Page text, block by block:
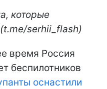
которые
serhii_flash)
время Россия
беспилотников
оснастили